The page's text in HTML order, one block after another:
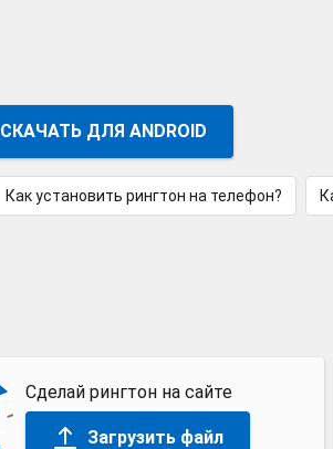
СКАЧАТЬ ДЛЯ ANDROID
Как установить рингтон на телефон?
Сделай рингтон на сайте
Загрузить файл